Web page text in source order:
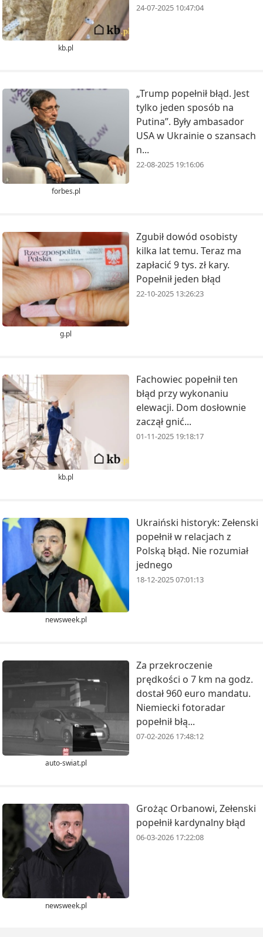
kb.pl
24-07-2025 10:47:04
forbes.pl
„Trump popełnił błąd. Jest
tylko jeden sposób na
Putina”. Były ambasador
USA w Ukrainie o szansach
n...
22-08-2025 19:16:06
g.pl
Zgubił dowód osobisty
kilka lat temu. Teraz ma
zapłacić 9 tys. zł kary.
Popełnił jeden błąd
22-10-2025 13:26:23
kb.pl
Fachowiec popełnił ten
błąd przy wykonaniu
elewacji. Dom dosłownie
zaczął gnić...
01-11-2025 19:18:17
newsweek.pl
Ukraiński historyk: Zełenski
popełnił w relacjach z
Polską błąd. Nie rozumiał
jednego
18-12-2025 07:01:13
auto-swiat.pl
Za przekroczenie
prędkości o 7 km na godz.
dostał 960 euro mandatu.
Niemiecki fotoradar
popełnił błą...
07-02-2026 17:48:12
newsweek.pl
Grożąc Orbanowi, Zełenski
popełnił kardynalny błąd
06-03-2026 17:22:08